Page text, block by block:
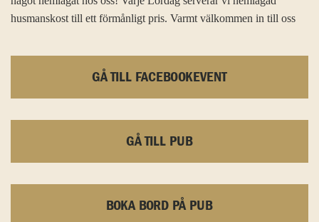
husmanskost till ett förmånligt pris. Varmt välkommen in till oss
GÅ TILL FACEBOOKEVENT
GÅ TILL PUB
BOKA BORD PÅ PUB